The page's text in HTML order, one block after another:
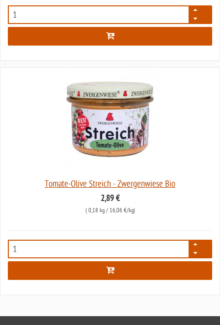
4329
Tomate-Olive Streich - Zwergenwiese Bio
2,89 €
( 0,18 kg/ 16,06 €/kg)
5769